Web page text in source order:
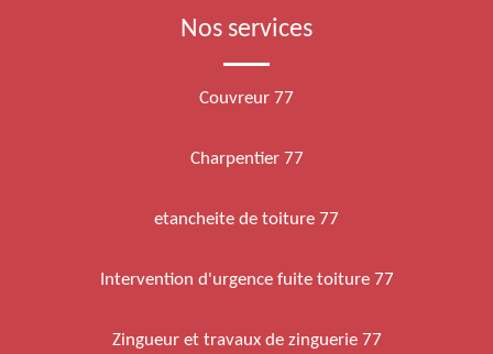
Nos services
Couvreur 77
Charpentier 77
etancheite de toiture 77
Intervention d'urgence fuite toiture 77
Zingueur et travaux de zinguerie 77